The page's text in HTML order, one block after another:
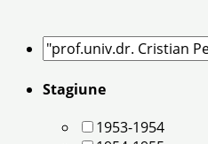
Stagiune
1953-1954